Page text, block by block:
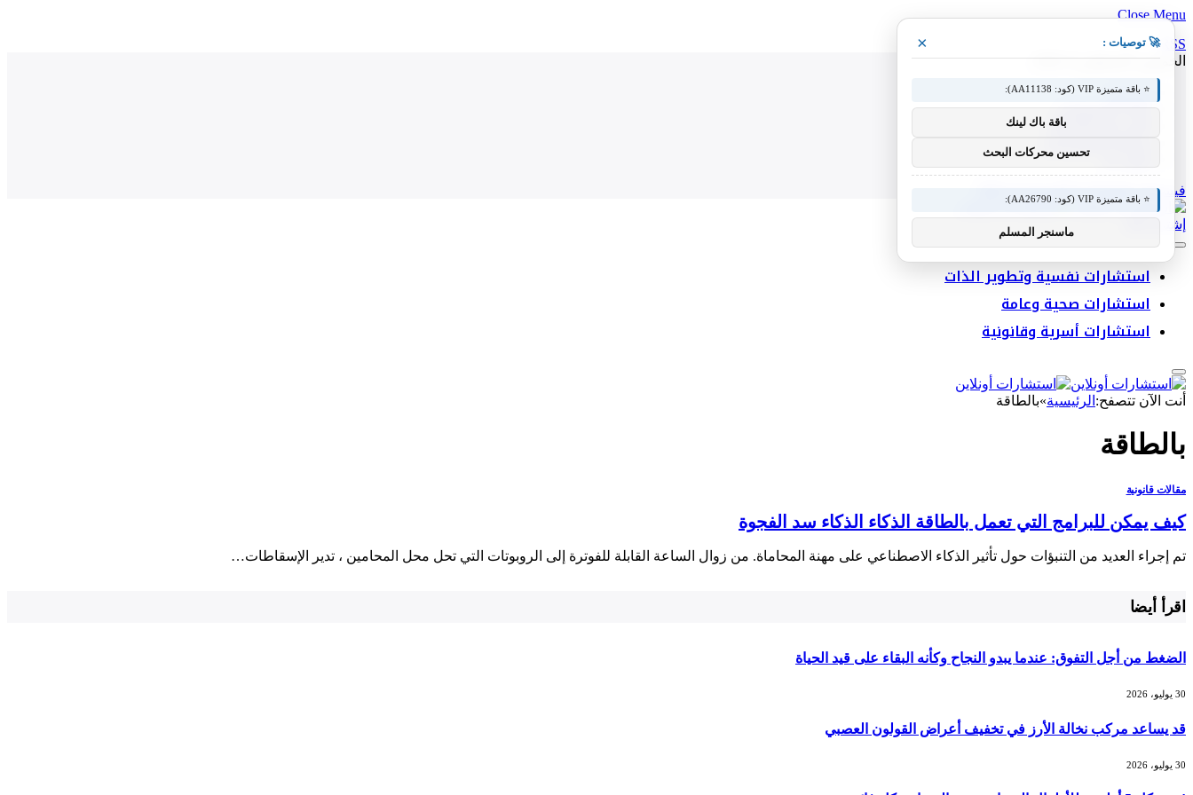
Close Menu
RSS
الخميس, أغسطس 6, 2026
من نحن
إخلاء المسؤولية
الشروط والأحكام
فيسبوك
إشترك الآن
استشارات نفسية وتطوير الذات
استشارات صحية وعامة
استشارات أسرية وقانونية
أنت الآن تتصفح: الرئيسية»بالطاقة
بالطاقة
مقالات قانونية
كيف يمكن للبرامج التي تعمل بالطاقة الذكاء الذكاء سد الفجوة
تم إجراء العديد من التنبؤات حول تأثير الذكاء الاصطناعي على مهنة المحاماة. من زوال الساعة القابلة للفوترة إلى الروبوتات التي تحل محل المحامين ، تدير الإسقاطات…
اقرأ أيضا
الضغط من أجل التفوق: عندما يبدو النجاح وكأنه البقاء على قيد الحياة
30 يوليو، 2026
قد يساعد مركب نخالة الأرز في تخفيف أعراض القولون العصبي
30 يوليو، 2026
🚀 توصيات : ×
⭐ باقة متميزة VIP (كود: AA11138):
باقة باك لينك
تحسين محركات البحث
⭐ باقة متميزة VIP (كود: AA26790):
ماسنجر المسلم